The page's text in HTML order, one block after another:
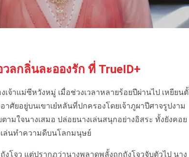
ลกลิ่นละอองรัก ที่ TrueID+
าแม่ซีหวังหมู่ เมื่อช่วงเวลาหลายร้อยปีผ่านไป เหยียนตั้
ศัยอยู่บนเขาเย๋หลันที่ปกครองโดยเจ้าภูผาปีศาจรูปงาม
มใจนางเสมอ ปล่อยนางเล่นสนุกอย่างอิสระ ทั้งยังคอย
เล่นทำความดีบนโลกมนุษย์
โจว แต่ปรากฏว่านางพลาดพลั้งถูกถังโจวจับตัวไป นาง